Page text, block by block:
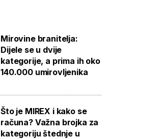
Mirovine branitelja:
Dijele se u dvije
kategorije, a prima ih oko
140.000 umirovljenika
Što je MIREX i kako se
računa? Važna brojka za
kategoriju štednje u